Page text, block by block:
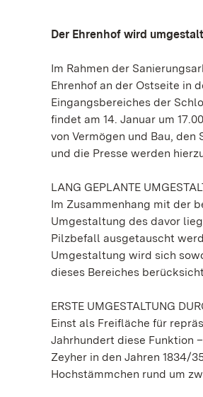
Der Ehrenhof wird
Im Rahmen der
Ehrenhof an der Ostseite in
Eingangsbereiches der
findet am 14. Januar um
von Vermögen und Bau,
und die Presse werden
LANG GEPLANTE
Im Zusammenhang mit der
Umgestaltung des davor
Pilzbefall ausgetauscht
Umgestaltung wird sich
dieses Bereiches
ERSTE UMGESTALTUNG
Einst als Freifläche für
Jahrhundert diese Funktion
Zeyher in den Jahren 1834/
Hochstämmchen rund um